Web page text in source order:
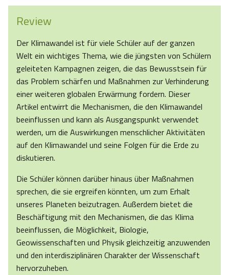
Review
Der Klimawandel ist für viele Schüler auf der ganzen
Welt ein wichtiges Thema, wie die jüngsten von Schülern
geleiteten Kampagnen zeigen, die das Bewusstsein für
das Problem schärfen und Maßnahmen zur Verhinderung
einer weiteren globalen Erwärmung fordern. Dieser
Artikel entwirrt die Mechanismen, die den Klimawandel
beeinflussen und kann als Ausgangspunkt verwendet
werden, um die Auswirkungen menschlicher Aktivitäten
auf den Klimawandel und seine Folgen für die Erde zu
diskutieren.
Die Schüler können darüber hinaus über Maßnahmen
sprechen, die sie ergreifen könnten, um zum Erhalt
unseres Planeten beizutragen. Außerdem bietet die
Beschäftigung mit den Mechanismen, die das Klima
beeinflussen, die Möglichkeit, Biologie,
Geowissenschaften und Physik gleichzeitig anzuwenden
und den interdisziplinären Charakter der Wissenschaft
hervorzuheben.